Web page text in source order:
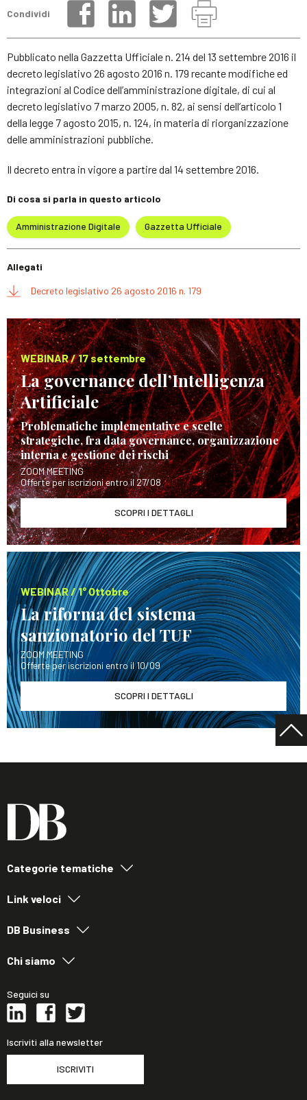
Condividi
Pubblicato nella Gazzetta Ufficiale n. 214 del 13 settembre 2016 il
decreto legislativo 26 agosto 2016 n. 179 recante modifiche ed
integrazioni al Codice dell’amministrazione digitale, di cui al
decreto legislativo 7 marzo 2005, n. 82, ai sensi dell’articolo 1
della legge 7 agosto 2015, n. 124, in materia di riorganizzazione
delle amministrazioni pubbliche.
Il decreto entra in vigore a partire dal 14 settembre 2016.
Di cosa si parla in questo articolo
Amministrazione Digitale Gazzetta Ufficiale
Allegati
Decreto legislativo 26 agosto 2016 n. 179
WEBINAR / 17 settembre
La governance dell’Intelligenza
Artificiale
Problematiche implementative e scelte
strategiche, fra data governance, organizzazione
interna e gestione dei rischi
ZOOM MEETING
Offerte per iscrizioni entro il 27/08
SCOPRI I DETTAGLI
WEBINAR / 1° Ottobre
La riforma del sistema
sanzionatorio del TUF
ZOOM MEETING
Offerte per iscrizioni entro il 10/09
SCOPRI I DETTAGLI
Categorie tematiche
Link veloci
DB Business
Chi siamo
Seguici su
Iscriviti alla newsletter
ISCRIVITI